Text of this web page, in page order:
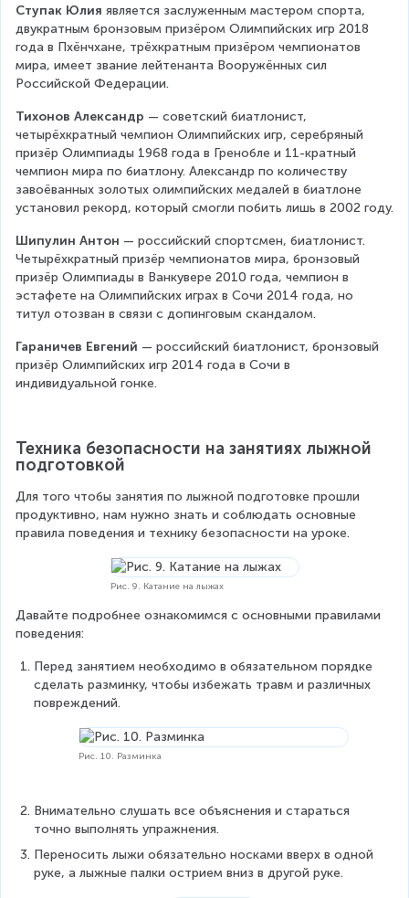
Ступак Юлия является заслуженным мастером спорта,
двукратным бронзовым призёром Олимпийских игр 2018
года в Пхёнчхане, трёхкратным призёром чемпионатов
мира, имеет звание лейтенанта Вооружённых сил
Российской Федерации.
Тихонов Александр — советский биатлонист,
четырёхкратный чемпион Олимпийских игр, серебряный
призёр Олимпиады 1968 года в Гренобле и 11-кратный
чемпион мира по биатлону. Александр по количеству
завоёванных золотых олимпийских медалей в биатлоне
установил рекорд, который смогли побить лишь в 2002 году.
Шипулин Антон — российский спортсмен, биатлонист.
Четырёхкратный призёр чемпионатов мира, бронзовый
призёр Олимпиады в Ванкувере 2010 года, чемпион в
эстафете на Олимпийских играх в Сочи 2014 года, но
титул отозван в связи с допинговым скандалом.
Гараничев Евгений — российский биатлонист, бронзовый
призёр Олимпийских игр 2014 года в Сочи в
индивидуальной гонке.
Техника безопасности на занятиях лыжной
подготовкой
Для того чтобы занятия по лыжной подготовке прошли
продуктивно, нам нужно знать и соблюдать основные
правила поведения и технику безопасности на уроке.
Рис. 9. Катание на лыжах
Давайте подробнее ознакомимся с основными правилами
поведения:
Перед занятием необходимо в обязательном порядке
сделать разминку, чтобы избежать травм и различных
повреждений.
Рис. 10. Разминка
Внимательно слушать все объяснения и стараться
точно выполнять упражнения.
Переносить лыжи обязательно носками вверх в одной
руке, а лыжные палки острием вниз в другой руке.